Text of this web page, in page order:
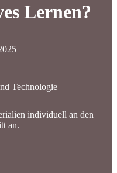
Lernen?
Technologie
individuell an den
an.